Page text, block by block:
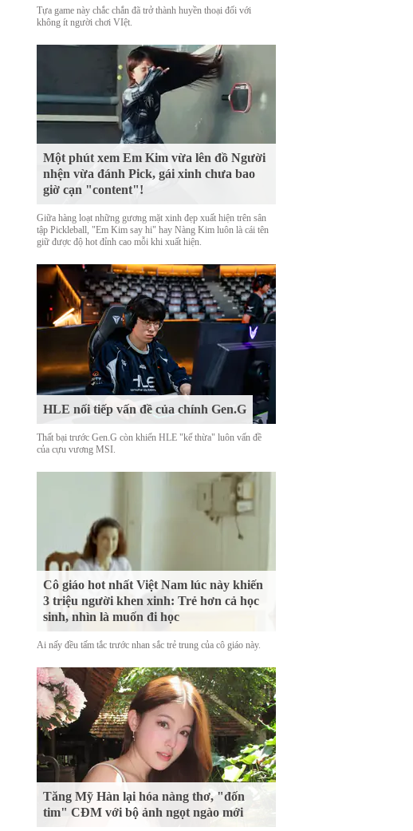
Tựa game này chắc chắn đã trở thành huyền thoại đối với
không ít người chơi VIệt.
Một phút xem Em Kim vừa lên đồ Người
nhện vừa đánh Pick, gái xinh chưa bao
giờ cạn "content"!
Giữa hàng loạt những gương mặt xinh đẹp xuất hiện trên sân
tập Pickleball, "Em Kim say hi" hay Nàng Kim luôn là cái tên
giữ được độ hot đỉnh cao mỗi khi xuất hiện.
HLE nối tiếp vấn đề của chính Gen.G
Thất bại trước Gen.G còn khiến HLE "kế thừa" luôn vấn đề
của cựu vương MSI.
Cô giáo hot nhất Việt Nam lúc này khiến
3 triệu người khen xinh: Trẻ hơn cả học
sinh, nhìn là muốn đi học
Ai nấy đều tấm tắc trước nhan sắc trẻ trung của cô giáo này.
Tăng Mỹ Hàn lại hóa nàng thơ, "đốn
tim" CĐM với bộ ảnh ngọt ngào mới